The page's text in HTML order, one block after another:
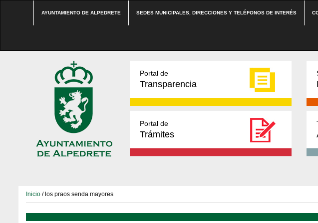
AYUNTAMIENTO DE ALPEDRETE SEDES MUNICIPALES, DIRECCIONES Y TELÉFONOS DE INTERÉS
Portal de
Transparencia
Portal de
Trámites
Inicio / los praos senda mayores